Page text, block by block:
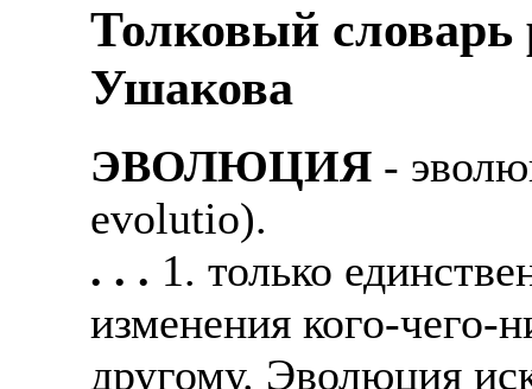
Толковый словарь
Ушакова
ЭВОЛЮЦИЯ -
evolutio).
. . . 1. только
изменения кого-чего-
другому. Эволюция